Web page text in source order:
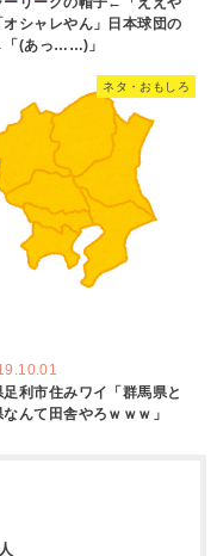
オシャレやん」日本球団の
(あっ……)」
ネタ・おもしろ
足利市住みワイ「群馬県と
んて田舎やろｗｗｗ」